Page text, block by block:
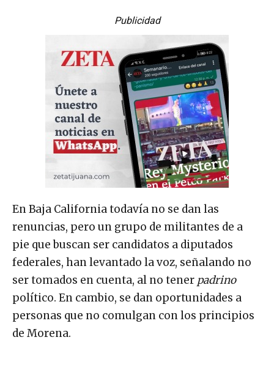
Publicidad
En Baja California todavía no se dan las
renuncias, pero un grupo de militantes de a
pie que buscan ser candidatos a diputados
federales, han levantado la voz, señalando no
ser tomados en cuenta, al no tener padrino
político. En cambio, se dan oportunidades a
personas que no comulgan con los principios
de Morena.